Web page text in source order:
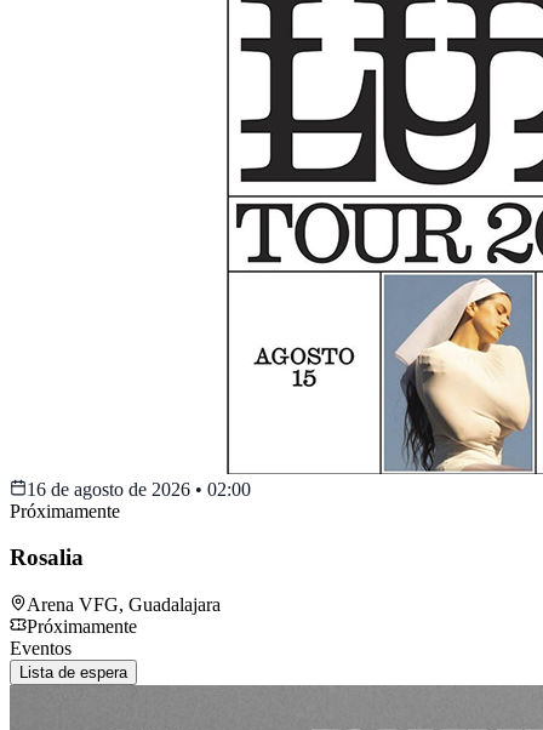
16 de agosto de 2026 • 02:00
Próximamente
Rosalia
Arena VFG, Guadalajara
Próximamente
Eventos
Lista de espera